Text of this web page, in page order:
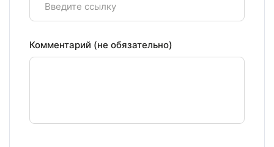
Комментарий (не обязательно)